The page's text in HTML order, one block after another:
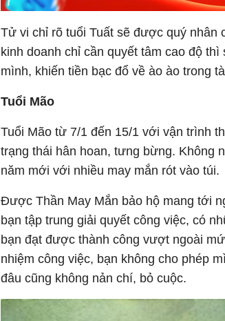
Tử vi chỉ rõ tuổi Tuất sẽ được quý
kinh doanh chỉ cần quyết tâm cao độ
mình, khiến tiền bạc đổ về ào ào trong
Tuổi Mão
Tuổi Mão từ 7/1 đến 15/1 với vận trình
trạng thái hân hoan, tưng bừng. Không
năm mới với nhiều may mắn rót vào túi.
Được Thần May Mắn bảo hộ mang tới
bạn tập trung giải quyết công việc, có
bạn đạt được thành công vượt ngoài
nhiệm công việc, bạn không cho phép
đâu cũng không nản chí, bỏ cuộc.